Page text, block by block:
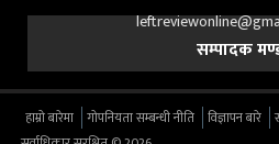
सम्पादक
हाम्रो बारेमा गोपनियता सम्बन्धी नीति विज्ञापन बारे